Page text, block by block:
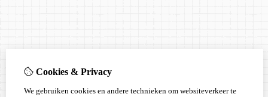
Cookies & Privacy
We gebruiken cookies en andere technieken om websiteverkeer te